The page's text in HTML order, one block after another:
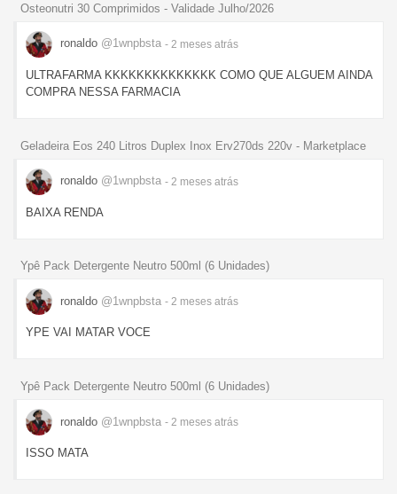
Osteonutri 30 Comprimidos - Validade Julho/2026
ronaldo @1wnpbsta - 2 meses atrás
ULTRAFARMA KKKKKKKKKKKKKK COMO QUE ALGUEM AINDA
COMPRA NESSA FARMACIA
Geladeira Eos 240 Litros Duplex Inox Erv270ds 220v - Marketplace
ronaldo @1wnpbsta - 2 meses atrás
BAIXA RENDA
Ypê Pack Detergente Neutro 500ml (6 Unidades)
ronaldo @1wnpbsta - 2 meses atrás
YPE VAI MATAR VOCE
Ypê Pack Detergente Neutro 500ml (6 Unidades)
ronaldo @1wnpbsta - 2 meses atrás
ISSO MATA